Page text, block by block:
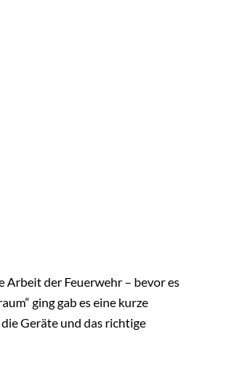
Arbeit der Feuerwehr – bevor es
ging gab es eine kurze
Geräte und das richtige